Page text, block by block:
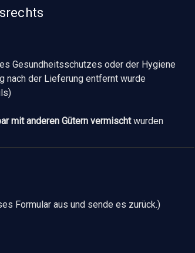
Gesundheitsschutzes oder der Hygiene
nach der Lieferung entfernt wurde
mit anderen Gütern vermischtwurden
Formular aus und sende es zurück.)